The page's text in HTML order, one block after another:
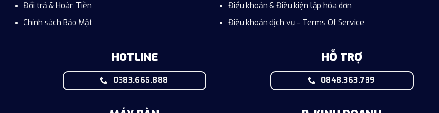
Đổi trả & Hoàn Tiền
Chính sách Bảo Mật
Điểu khoản & Điều kiện lập hóa đơn
Điều khoản dịch vụ - Terms Of Service
HOTLINE
0383.666.888
HỖ TRỢ
0848.363.789